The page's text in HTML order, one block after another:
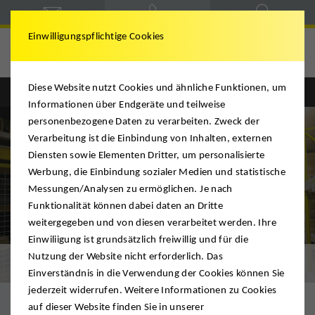
Logistik
Einwilligungspflichtige Cookies
Diese Website nutzt Cookies und ähnliche Funktionen, um
Informationen über Endgeräte und teilweise
personenbezogene Daten zu verarbeiten. Zweck der
Verarbeitung ist die Einbindung von Inhalten, externen
Diensten sowie Elementen Dritter, um personalisierte
Werbung, die Einbindung sozialer Medien und statistische
Messungen/Analysen zu ermöglichen. Je nach
Funktionalität können dabei daten an Dritte
weitergegeben und von diesen verarbeitet werden. Ihre
Einwiliigung ist grundsätzlich freiwillig und für die
Nutzung der Website nicht erforderlich. Das
Einverständnis in die Verwendung der Cookies können Sie
jederzeit widerrufen. Weitere Informationen zu Cookies
auf dieser Website finden Sie in unserer